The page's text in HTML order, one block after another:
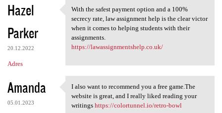
Hazel
Parker
20.12.2022
Adres
With the safest payment
With the safest payment option and a 100%
secrecy rate, law assignment help is the clear victor
when it comes to helping students with their
assignments.
https://lawassignmentshelp.co.uk/
Amanda
05.01.2023
I also want to recommend you
I also want to recommend you a free game.The
website is great, and I really liked reading your
writings https://colortunnel.io/retro-bowl